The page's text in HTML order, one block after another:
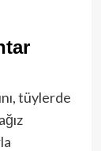
tüylerde